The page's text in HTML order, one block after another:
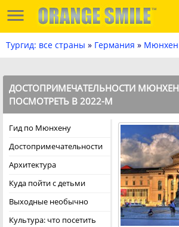
Тургид: все страны » Германия » Мюнхен
ДОСТОПРИМЕЧАТЕЛЬНОСТИ
ПОСМОТРЕТЬ В 2022-М
Гид по Мюнхену
Достопримечательности
Архитектура
Куда пойти с детьми
Выходные необычно
Культура: что посетить